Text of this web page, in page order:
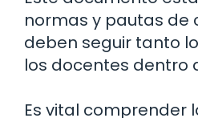
normas y pautas de
deben seguir tanto
los docentes dentro
Es vital comprender